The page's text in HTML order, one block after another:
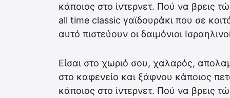
κάποιος στο ίντερνετ. Πού να βρεις
all time classic γαϊδουράκι που σε
αυτό πιστεύουν οι δαιμόνιοι
Είσαι στο χωριό σου, χαλαρός,
στο καφενείο και ξάφνου κάποιος
κάποιος στο ίντερνετ. Πού να βρεις